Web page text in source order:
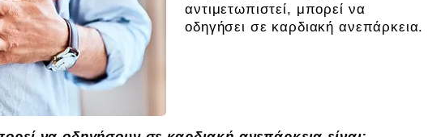
αντιμετωπιστεί, μπορεί να
οδηγήσει σε καρδιακή ανεπάρκεια.